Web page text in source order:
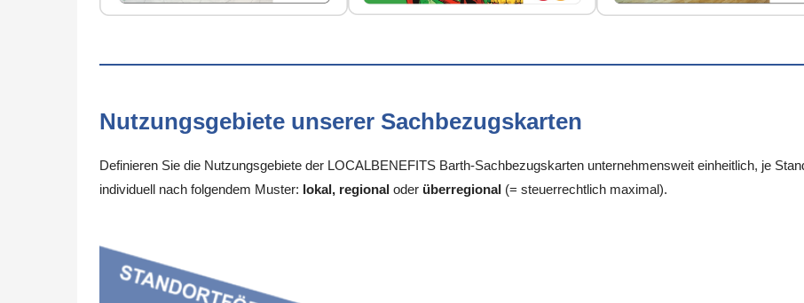
Nutzungsgebiete unserer Sachbezugskarten
Definieren Sie die Nutzungsgebiete der LOCALBENEFITS Barth-Sachbezugskarten unternehmensweit einheitlich, je
individuell nach folgendem Muster: lokal, regional oder überregional (= steuerrechtlich maximal).